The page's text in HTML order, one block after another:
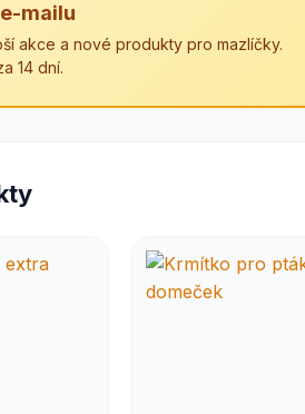
mailu
akce a nové produkty pro mazlíčky.
14 dní.